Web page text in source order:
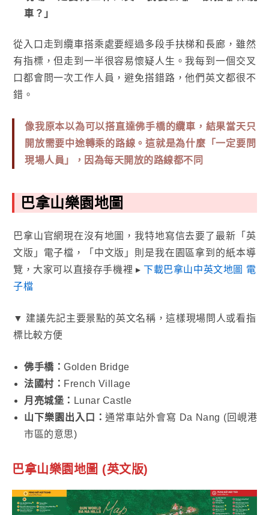
車？」
從入口走到纜車搭乘處要經過多段手扶梯和長廊，雖然
有指標，但走到一半很容易懷疑人生。我每到一個交叉
口都會問一次工作人員，避免搭錯路，他們英文都很不
錯。
像我原本以為可以搭直達佛手橋的纜車，結果當天只
開放需要中途轉乘的路線。這就是為什麼「一定要問
現場人員」，因為每天開放的路線都不同
巴拿山樂園地圖
巴拿山官網現在沒有地圖，我特地寫信去要了最新「英
文版」電子檔，「中文版」則是我在園區拿到的紙本導
覽，大家可以直接存手機裡 ▸
下載巴拿山中英文地圖 電
子檔
▼ 建議先記主要景點的英文名稱，這樣現場問人或看指
標比較方便
佛手橋： Golden Bridge
法國村： French Village
月亮城堡： Lunar Castle
山下樂園出入口：通常車站外會寫 Da Nang (回峴港
市區的意思)
巴拿山樂園地圖 (英文版)